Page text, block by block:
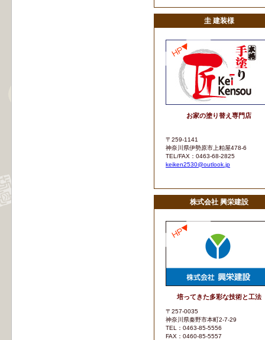
圭 建装様
お家の塗り替え専門店
〒259-1141
神奈川県伊勢原市上粕屋478-6
TEL/FAX：0463-68-2825
keiken2530@outlook.jp
株式会社 興栄建設
培ってきた多彩な技術と工法
〒257-0035
神奈川県秦野市本町2-7-29
TEL：0463-85-5556
FAX：0460-85-5557